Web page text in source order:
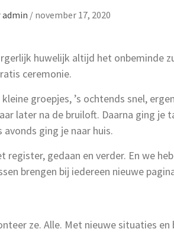
admin / november 17, 2020
huwelijk altijd het onbeminde
ceremonie.
groepjes, ’s ochtends snel,
later na de bruiloft. Daarna ging
avonds ging je naar huis.
register, gedaan en verder. En we
brengen bij iedereen nieuwe
ze. Alle. Met nieuwe situaties en